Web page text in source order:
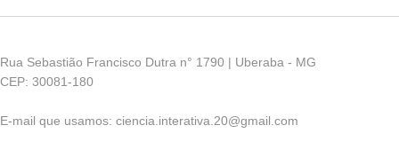
Rua Sebastião Francisco Dutra n° 1790 | Uberaba - MG
CEP: 30081-180
E-mail que usamos: ciencia.interativa.20@gmail.com